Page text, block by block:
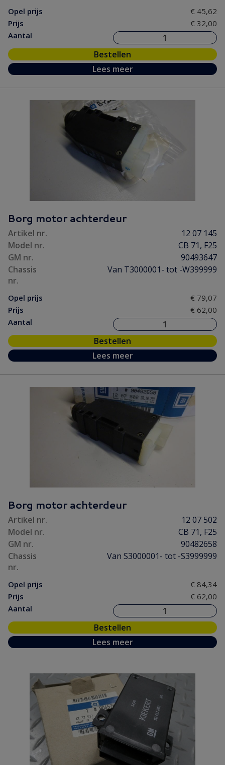
Opel prijs
€ 45,62
Prijs
€ 32,00
Aantal
Bestellen
Lees meer
Borg motor achterdeur
Artikel nr.
12 07 145
Model nr.
CB 71, F25
GM nr.
90493647
Chassis
nr.
Van T3000001- tot -W399999
Opel prijs
€ 79,07
Prijs
€ 62,00
Aantal
Bestellen
Lees meer
Borg motor achterdeur
Artikel nr.
12 07 502
Model nr.
CB 71, F25
GM nr.
90482658
Chassis
nr.
Van S3000001- tot -S3999999
Opel prijs
€ 84,34
Prijs
€ 62,00
Aantal
Bestellen
Lees meer